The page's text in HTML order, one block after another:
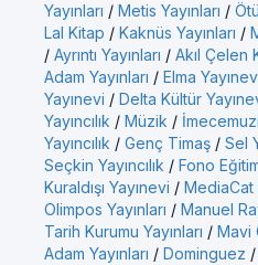
Yayınları / Metis Yayınları /
Lal Kitap / Kaknüs Yayınları /
/ Ayrıntı Yayınları / Akıl Çelen
Adam Yayınları / Elma
Yayınevi / Delta Kültür
Yayıncılık / Müzik /
Yayıncılık / Genç Timaş / Sel
Seçkin Yayıncılık / Fono
Kuraldışı Yayınevi / MediaCat
Olimpos Yayınları / Manuel
Tarih Kurumu Yayınları / Mavi
Adam Yayınları / Dominguez /